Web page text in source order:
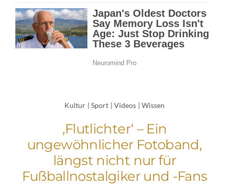
Kultur | Sport | Videos | Wissen
‚Flutlichter‘ – Ein
ungewöhnlicher Fotoband,
längst nicht nur für
Fußballnostalgiker und -Fans